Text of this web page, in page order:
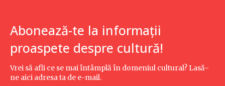
Abonează-te la informații
proaspete despre cultură!
Vrei să afli ce se mai întâmplă în domeniul cultural? Lasă-
ne aici adresa ta de e-mail.